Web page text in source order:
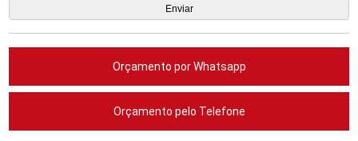
Orçamento por Whatsapp
Orçamento pelo Telefone